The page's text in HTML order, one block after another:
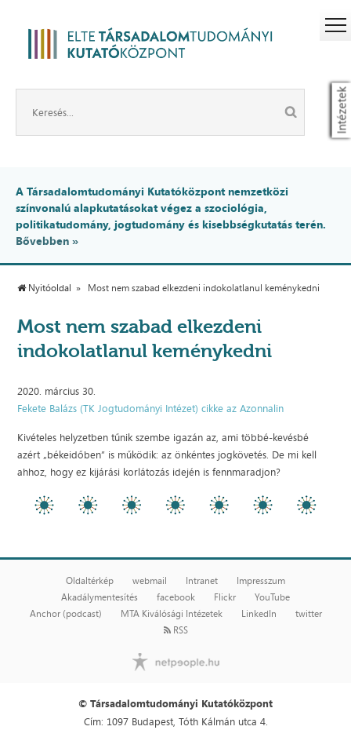
Intézetek
A Társadalomtudományi Kutatóközpont nemzetközi
színvonalú alapkutatásokat végez a szociológia,
politikatudomány, jogtudomány és kisebbségkutatás terén.
Bővebben »
Nyitóoldal Most nem szabad elkezdeni indokolatlanul keménykedni
Most nem szabad elkezdeni
indokolatlanul keménykedni
2020. március 30.
Fekete Balázs (TK Jogtudományi Intézet) cikke az Azonnalin
Kivételes helyzetben tűnik szembe igazán az, ami többé-kevésbé
azért „békeidőben” is működik: az önkéntes jogkövetés. De mi kell
ahhoz, hogy ez kijárási korlátozás idején is fennmaradjon?
Oldaltérkép webmail Intranet
Impresszum
Akadálymentesítés
facebook Flickr
YouTube
Anchor (podcast)
MTA Kiválósági Intézetek LinkedIn
twitter
RSS
© Társadalomtudományi Kutatóközpont
Cím: 1097 Budapest, Tóth Kálmán utca 4.